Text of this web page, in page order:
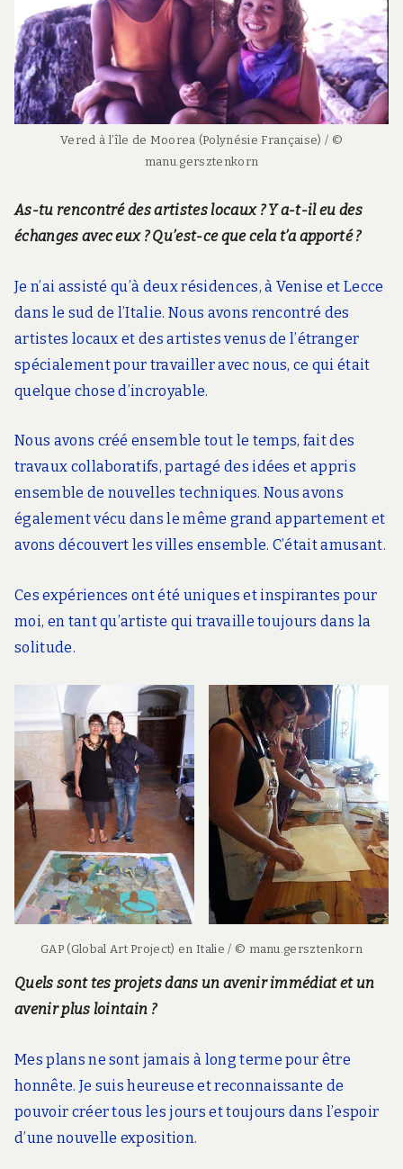
Vered à l’île de Moorea (Polynésie Française) / ©
manu.gersztenkorn
As-tu rencontré des artistes locaux ? Y a-t-il eu des
échanges avec eux ? Qu’est-ce que cela t’a apporté ?
Je n’ai assisté qu’à deux résidences, à Venise et Lecce
dans le sud de l’Italie. Nous avons rencontré des
artistes locaux et des artistes venus de l’étranger
spécialement pour travailler avec nous, ce qui était
quelque chose d’incroyable.
Nous avons créé ensemble tout le temps, fait des
travaux collaboratifs, partagé des idées et appris
ensemble de nouvelles techniques. Nous avons
également vécu dans le même grand appartement et
avons découvert les villes ensemble. C’était amusant.
Ces expériences ont été uniques et inspirantes pour
moi, en tant qu’artiste qui travaille toujours dans la
solitude.
GAP (Global Art Project) en Italie / © manu.gersztenkorn
Quels sont tes projets dans un avenir immédiat et un
avenir plus lointain ?
Mes plans ne sont jamais à long terme pour être
honnête. Je suis heureuse et reconnaissante de
pouvoir créer tous les jours et toujours dans l’espoir
d’une nouvelle exposition.